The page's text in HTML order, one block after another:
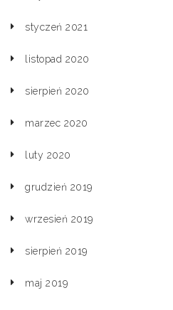
styczeń 2021
listopad 2020
sierpień 2020
marzec 2020
luty 2020
grudzień 2019
wrzesień 2019
sierpień 2019
maj 2019